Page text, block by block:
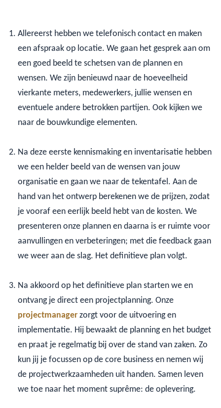
Allereerst hebben we telefonisch contact en maken
een afspraak op locatie. We gaan het gesprek aan om
een goed beeld te schetsen van de plannen en
wensen. We zijn benieuwd naar de hoeveelheid
vierkante meters, medewerkers, jullie wensen en
eventuele andere betrokken partijen. Ook kijken we
naar de bouwkundige elementen.
Na deze eerste kennismaking en inventarisatie hebben
we een helder beeld van de wensen van jouw
organisatie en gaan we naar de tekentafel. Aan de
hand van het ontwerp berekenen we de prijzen, zodat
je vooraf een eerlijk beeld hebt van de kosten. We
presenteren onze plannen en daarna is er ruimte voor
aanvullingen en verbeteringen; met die feedback gaan
we weer aan de slag. Het definitieve plan volgt.
Na akkoord op het definitieve plan starten we en
ontvang je direct een projectplanning. Onze
projectmanager zorgt voor de uitvoering en
implementatie. Hij bewaakt de planning en het budget
en praat je regelmatig bij over de stand van zaken. Zo
kun jij je focussen op de core business en nemen wij
de projectwerkzaamheden uit handen. Samen leven
we toe naar het moment suprême: de oplevering.